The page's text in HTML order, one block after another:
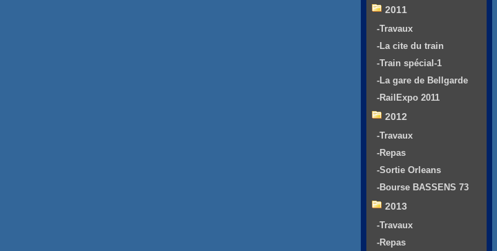
2011
-Travaux
-La cite du train
-Train spécial-1
-La gare de Bellgarde
-RailExpo 2011
2012
-Travaux
-Repas
-Sortie Orleans
-Bourse BASSENS 73
2013
-Travaux
-Repas